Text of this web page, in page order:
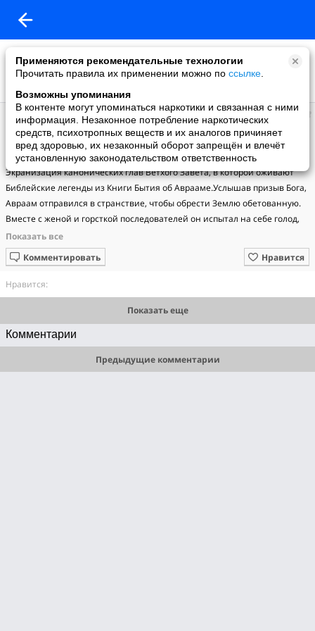
Применяются рекомендательные технологии
Прочитать правила их применении можно по ссылке
Возможны упоминания
В контенте могут упоминаться наркотики и связанная с ними
информация. Незаконное потребление наркотических
средств, психотропных веществ и их аналогов причиняет
вред здоровью, их незаконный оборот запрещён и влечёт
установленную законодательством ответственность
Православное сообщество
добавил видео
20.05.2018
Авраам (1994, ч.2)
Экранизация канонических глав Ветхого Завета, в которой оживают
Библейские легенды из Книги Бытия об Аврааме.Услышав призыв Бога,
Авраам отправился в странствие, чтобы обрести Землю обетованную.
Вместе с женой и горсткой последователей он испытал на себе голод,
жажду и могущество египетского фараона. После долгих скитаний
Авраам и его люди достигают Ханаана - Земли обетованной. Здесь
рождается его сын Исаак, и Бог подвергает Авраама еще одному,
самому страшному испытанию…Режиссер: Джозеф Сарджент.В ролях:
Ричард Харрис, Барбара Херши, Максимилиан Шелл, Витторио Гассман,
Каролина Рози, Андреа Продан, Готтфрид Джон, Кевин МакНолли,
Симона Ферраро, Том Рэдклифф, Джуд Олдерсон, Джон МакЭнери,
Паоло Боначелли.Год выпуска: 1994
Нравится
Комментировать
Нравится:
Показать еще
Комментарии
Предыдущие комментарии